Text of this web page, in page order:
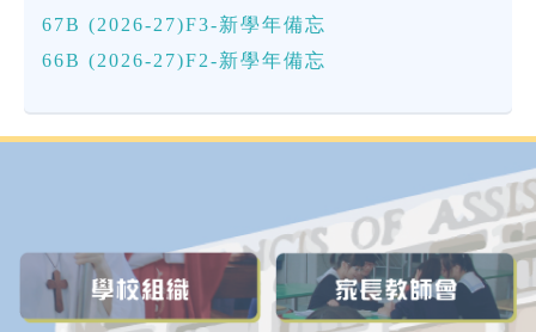
67B (2026-27)F3-新學年備忘
66B (2026-27)F2-新學年備忘